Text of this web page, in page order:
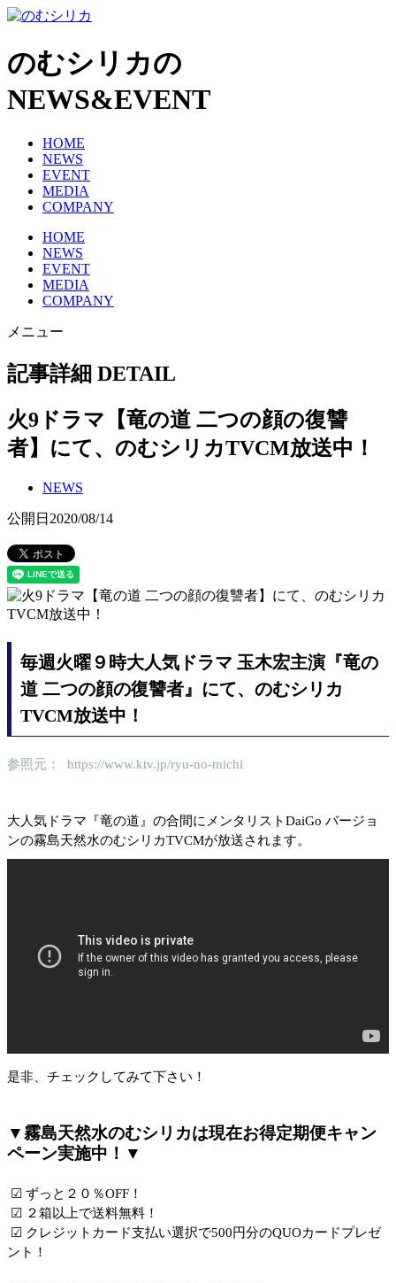
のむシリカの
NEWS&EVENT
HOME
NEWS
EVENT
MEDIA
COMPANY
HOME
NEWS
EVENT
MEDIA
COMPANY
メニュー
記事詳細 DETAIL
火9ドラマ【竜の道 二つの顔の復讐
者】にて、のむシリカTVCM放送中！
NEWS
公開日 2020/08/14
毎週火曜９時大人気ドラマ 玉木宏主演『竜の
道 二つの顔の復讐者』にて、のむシリカ
TVCM放送中！
参照元： https://www.ktv.jp/ryu-no-michi
大人気ドラマ『竜の道』の合間にメンタリストDaiGo バージョ
ンの霧島天然水のむシリカTVCMが放送されます。
是非、チェックしてみて下さい！
▼霧島天然水のむシリカは現在お得定期便キャン
ペーン実施中！▼
☑ ずっと２０％OFF！
☑ ２箱以上で送料無料！
☑ クレジットカード支払い選択で500円分のQUOカードプレゼ
ント！